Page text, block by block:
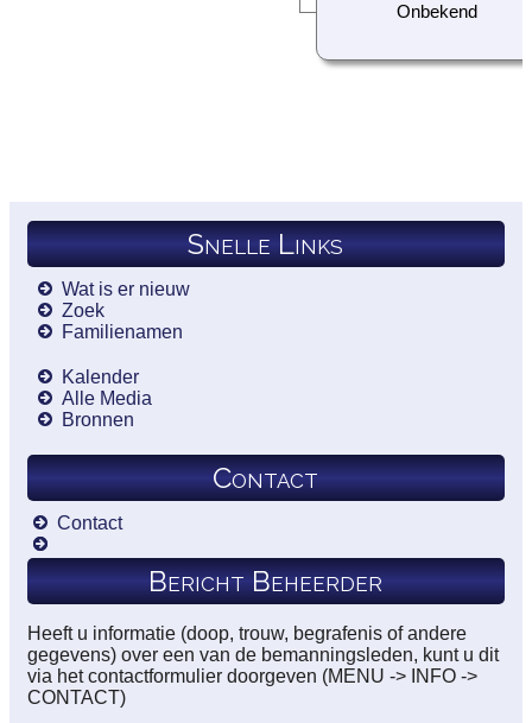
Onbekend
Snelle Links
Wat is er nieuw
Zoek
Familienamen
Kalender
Alle Media
Bronnen
Contact
Contact
Bericht Beheerder
Heeft u informatie (doop, trouw, begrafenis of andere
gegevens) over een van de bemanningsleden, kunt u dit
via het contactformulier doorgeven (MENU -> INFO ->
CONTACT)